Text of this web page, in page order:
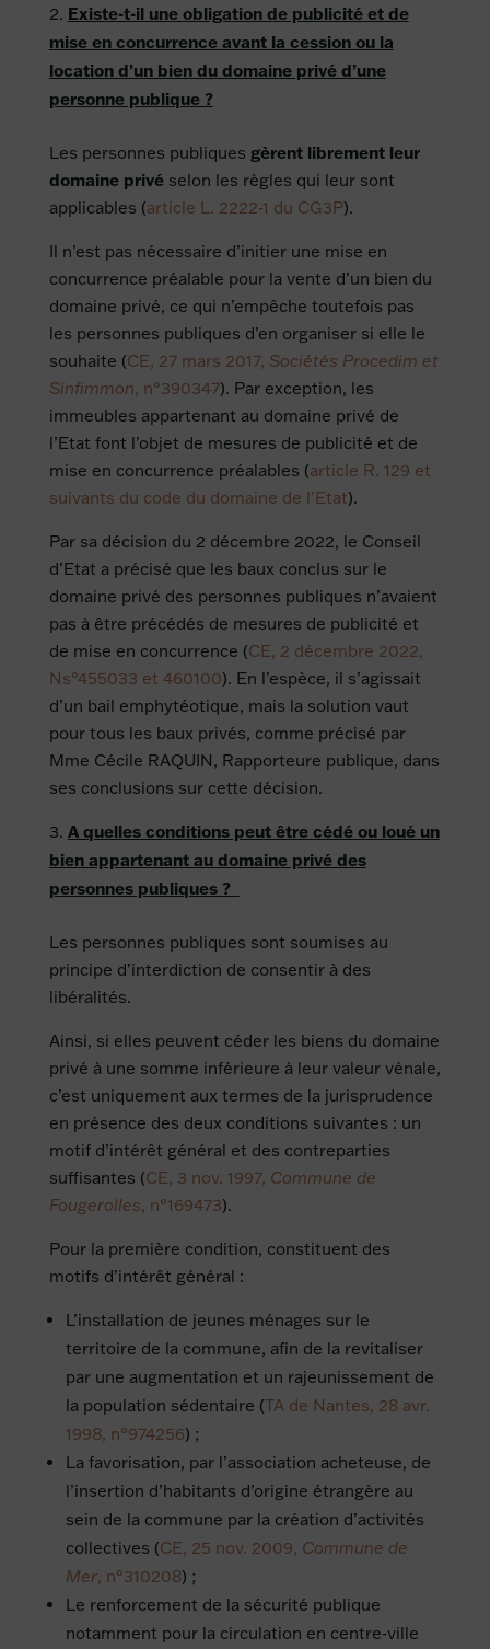
Existe-t-il une obligation de publicité et de
mise en concurrence avant la cession ou la
location d’un bien du domaine privé d’une
personne publique ?
Les personnes publiques gèrent librement leur
domaine privéselon les règles qui leur sont
applicables (article L. 2222-1 du CG3P).
Il n’est pas nécessaire d’initier une mise en
concurrence préalable pour la vente d’un bien du
domaine privé, ce qui n’empêche toutefois pas
les personnes publiques d’en organiser si elle le
souhaite (CE, 27 mars 2017, Sociétés Procedim et
Sinfimmon, n°390347). Par exception, les
immeubles appartenant au domaine privé de
l’Etat font l’objet de mesures de publicité et de
mise en concurrence préalables (article R. 129 et
suivants du code du domaine de l’Etat).
Par sa décision du 2 décembre 2022, le Conseil
d’Etat a précisé que les baux conclus sur le
domaine privé des personnes publiques n’avaient
pas à être précédés de mesures de publicité et
de mise en concurrence (CE, 2 décembre 2022,
Ns°455033 et 460100). En l’espèce, il s’agissait
d’un bail emphytéotique, mais la solution vaut
pour tous les baux privés, comme précisé par
Mme Cécile RAQUIN, Rapporteure publique, dans
ses conclusions sur cette décision.
A quelles conditions peut être cédé ou loué un
bien appartenant au domaine privé des
personnes publiques ?
Les personnes publiques sont soumises au
principe d’interdiction de consentir à des
libéralités.
Ainsi, si elles peuvent céder les biens du domaine
privé à une somme inférieure à leur valeur vénale,
c’est uniquement aux termes de la jurisprudence
en présence des deux conditions suivantes : un
motif d’intérêt général et des contreparties
suffisantes (CE, 3 nov. 1997, Commune de
Fougerolles, n°169473).
Pour la première condition, constituent des
motifs d’intérêt général :
L’installation de jeunes ménages sur le
territoire de la commune, afin de la revitaliser
par une augmentation et un rajeunissement de
la population sédentaire (TA de Nantes, 28 avr.
1998, n°974256) ;
La favorisation, par l’association acheteuse, de
l’insertion d’habitants d’origine étrangère au
sein de la commune par la création d’activités
collectives (CE, 25 nov. 2009, Commune de
Mer, n°310208) ;
Le renforcement de la sécurité publique
notamment pour la circulation en centre-ville